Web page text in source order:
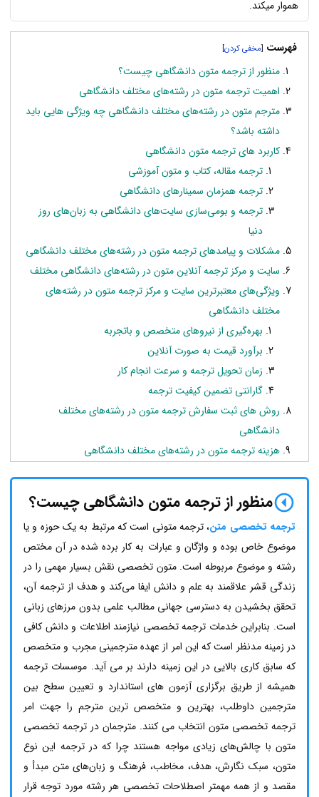
هموار میکند.
فهرست [
]
منظور از ترجمه متون دانشگاهی چیست؟
اهمیت ترجمه متون در رشته‌های مختلف دانشگاهی
مترجم متون در رشته‌های مختلف دانشگاهی چه ویژگی هایی باید
داشته باشد؟
کاربرد های ترجمه متون دانشگاهی
ترجمه مقاله، کتاب و متون آموزشی
ترجمه همزمان سمینارهای دانشگاهی
ترجمه و بومی‌سازی سایت‌های دانشگاهی به زبان‌های روز
دنیا
مشکلات و پیامدهای ترجمه متون در رشته‌های مختلف دانشگاهی
سایت‌ و مرکز ترجمه آنلاین متون در رشته‌های دانشگاهی مختلف
ویژگی‌های معتبرترین سایت و مرکز ترجمه متون در رشته‌های
مختلف دانشگاهی
بهره‌گیری از نیروهای متخصص و باتجربه
برآورد قیمت به صورت آنلاین
زمان تحویل ترجمه و سرعت انجام کار
گارانتی تضمین کیفیت ترجمه
روش های ثبت سفارش ترجمه متون در رشته‌های مختلف
دانشگاهی
هزینه ترجمه متون در رشته‌های مختلف دانشگاهی
منظور از ترجمه متون دانشگاهی چیست؟
ترجمه تخصصی متن، ترجمه متونی است که مرتبط به یک حوزه و یا
موضوع خاص بوده و واژگان و عبارات به کار برده شده در آن مختص
رشته و موضوع مربوطه است. متون تخصصی نقش بسیار مهمی را در
زندگی قشر علاقمند به علم و دانش ایفا می‌کند و هدف از ترجمه آن،
تحقق بخشیدن به دسترسی جهانی مطالب علمی بدون مرزهای زبانی
است. بنابراین خدمات ترجمه تخصصی نیازمند اطلاعات و دانش کافی
در زمینه مدنظر است که این امر از عهده مترجمینی مجرب و متخصص
که سابق کاری بالایی در این زمینه دارند بر می آید. موسسات ترجمه
همیشه از طریق برگزاری آزمون های استاندارد و تعیین سطح بین
مترجمین داوطلب، بهترین و متخصص ترین مترجم را جهت امر
ترجمه تخصصی متون انتخاب می کنند. مترجمان در ترجمه تخصصی
متون با چالش‌های زیادی مواجه هستند چرا که در ترجمه این نوع
متون، سبک نگارش، هدف، مخاطب، فرهنگ و زبان‌های متن مبدأ و
مقصد و از همه مهمتر اصطلاحات تخصصی هر رشته مورد توجه قرار